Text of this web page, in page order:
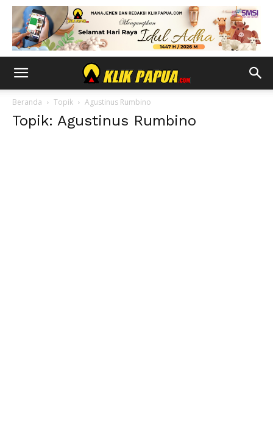
Beranda Topik Agustinus Rumbino
Topik: Agustinus Rumbino